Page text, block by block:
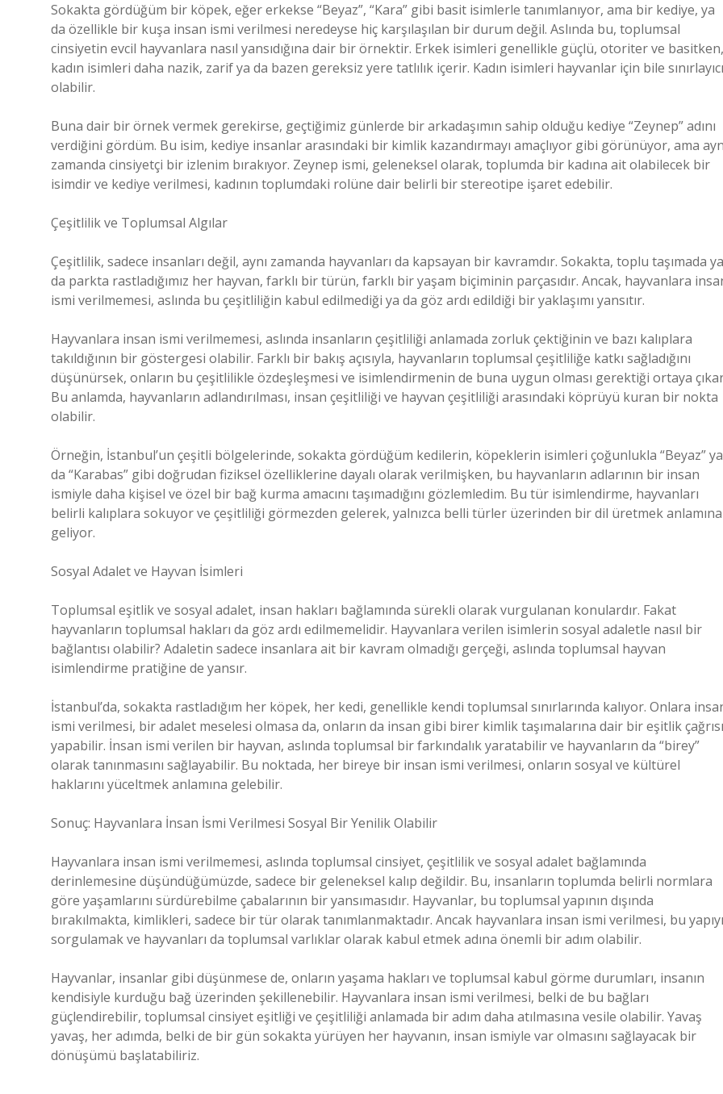
Sokakta gördüğüm bir köpek, eğer erkekse “Beyaz”, “Kara” gibi basit isimlerle tanımlanıyor, ama bir kediye, ya
da özellikle bir kuşa insan ismi verilmesi neredeyse hiç karşılaşılan bir durum değil. Aslında bu, toplumsal
cinsiyetin evcil hayvanlara nasıl yansıdığına dair bir örnektir. Erkek isimleri genellikle güçlü, otoriter ve basitken,
kadın isimleri daha nazik, zarif ya da bazen gereksiz yere tatlılık içerir. Kadın isimleri hayvanlar için bile sınırlayıcı
olabilir.
Buna dair bir örnek vermek gerekirse, geçtiğimiz günlerde bir arkadaşımın sahip olduğu kediye “Zeynep” adını
verdiğini gördüm. Bu isim, kediye insanlar arasındaki bir kimlik kazandırmayı amaçlıyor gibi görünüyor, ama
zamanda cinsiyetçi bir izlenim bırakıyor. Zeynep ismi, geleneksel olarak, toplumda bir kadına ait olabilecek bir
isimdir ve kediye verilmesi, kadının toplumdaki rolüne dair belirli bir stereotipe işaret edebilir.
Çeşitlilik ve Toplumsal Algılar
Çeşitlilik, sadece insanları değil, aynı zamanda hayvanları da kapsayan bir kavramdır. Sokakta, toplu taşımada ya
da parkta rastladığımız her hayvan, farklı bir türün, farklı bir yaşam biçiminin parçasıdır. Ancak, hayvanlara
ismi verilmemesi, aslında bu çeşitliliğin kabul edilmediği ya da göz ardı edildiği bir yaklaşımı yansıtır.
Hayvanlara insan ismi verilmemesi, aslında insanların çeşitliliği anlamada zorluk çektiğinin ve bazı kalıplara
takıldığının bir göstergesi olabilir. Farklı bir bakış açısıyla, hayvanların toplumsal çeşitliliğe katkı sağladığını
düşünürsek, onların bu çeşitlilikle özdeşleşmesi ve isimlendirmenin de buna uygun olması gerektiği ortaya
Bu anlamda, hayvanların adlandırılması, insan çeşitliliği ve hayvan çeşitliliği arasındaki köprüyü kuran bir nokta
olabilir.
Örneğin, İstanbul’un çeşitli bölgelerinde, sokakta gördüğüm kedilerin, köpeklerin isimleri çoğunlukla “Beyaz” ya
da “Karabas” gibi doğrudan fiziksel özelliklerine dayalı olarak verilmişken, bu hayvanların adlarının bir insan
ismiyle daha kişisel ve özel bir bağ kurma amacını taşımadığını gözlemledim. Bu tür isimlendirme, hayvanları
belirli kalıplara sokuyor ve çeşitliliği görmezden gelerek, yalnızca belli türler üzerinden bir dil üretmek anlamına
geliyor.
Sosyal Adalet ve Hayvan İsimleri
Toplumsal eşitlik ve sosyal adalet, insan hakları bağlamında sürekli olarak vurgulanan konulardır. Fakat
hayvanların toplumsal hakları da göz ardı edilmemelidir. Hayvanlara verilen isimlerin sosyal adaletle nasıl bir
bağlantısı olabilir? Adaletin sadece insanlara ait bir kavram olmadığı gerçeği, aslında toplumsal hayvan
isimlendirme pratiğine de yansır.
İstanbul’da, sokakta rastladığım her köpek, her kedi, genellikle kendi toplumsal sınırlarında kalıyor. Onlara
ismi verilmesi, bir adalet meselesi olmasa da, onların da insan gibi birer kimlik taşımalarına dair bir eşitlik çağrısı
yapabilir. İnsan ismi verilen bir hayvan, aslında toplumsal bir farkındalık yaratabilir ve hayvanların da “birey”
olarak tanınmasını sağlayabilir. Bu noktada, her bireye bir insan ismi verilmesi, onların sosyal ve kültürel
haklarını yüceltmek anlamına gelebilir.
Sonuç: Hayvanlara İnsan İsmi Verilmesi Sosyal Bir Yenilik Olabilir
Hayvanlara insan ismi verilmemesi, aslında toplumsal cinsiyet, çeşitlilik ve sosyal adalet bağlamında
derinlemesine düşündüğümüzde, sadece bir geleneksel kalıp değildir. Bu, insanların toplumda belirli normlara
göre yaşamlarını sürdürebilme çabalarının bir yansımasıdır. Hayvanlar, bu toplumsal yapının dışında
bırakılmakta, kimlikleri, sadece bir tür olarak tanımlanmaktadır. Ancak hayvanlara insan ismi verilmesi, bu yapıyı
sorgulamak ve hayvanları da toplumsal varlıklar olarak kabul etmek adına önemli bir adım olabilir.
Hayvanlar, insanlar gibi düşünmese de, onların yaşama hakları ve toplumsal kabul görme durumları, insanın
kendisiyle kurduğu bağ üzerinden şekillenebilir. Hayvanlara insan ismi verilmesi, belki de bu bağları
güçlendirebilir, toplumsal cinsiyet eşitliği ve çeşitliliği anlamada bir adım daha atılmasına vesile olabilir. Yavaş
yavaş, her adımda, belki de bir gün sokakta yürüyen her hayvanın, insan ismiyle var olmasını sağlayacak bir
dönüşümü başlatabiliriz.